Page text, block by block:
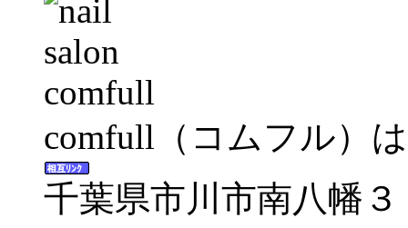
comfull（コムフル）
千葉県市川市南八幡３